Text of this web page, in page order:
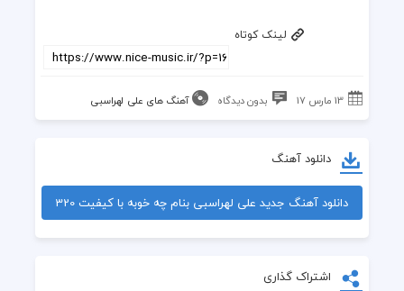
لینک کوتاه
13 مارس 17 بدون دیدگاه آهنگ های علی لهراسبی
دانلود آهنگ
دانلود آهنگ جدید علی لهراسبی بنام چه خوبه با کیفیت 320
kbps
اشتراک گذاری